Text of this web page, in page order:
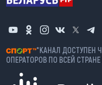
*КАНАЛ ДОСТУПЕН
ОПЕРАТОРОВ ПО ВСЕЙ СТРАНЕ